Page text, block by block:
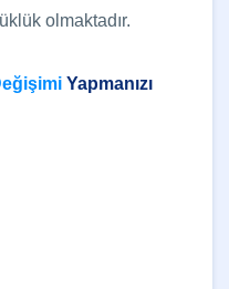
olmaktadır.
Yapmanızı